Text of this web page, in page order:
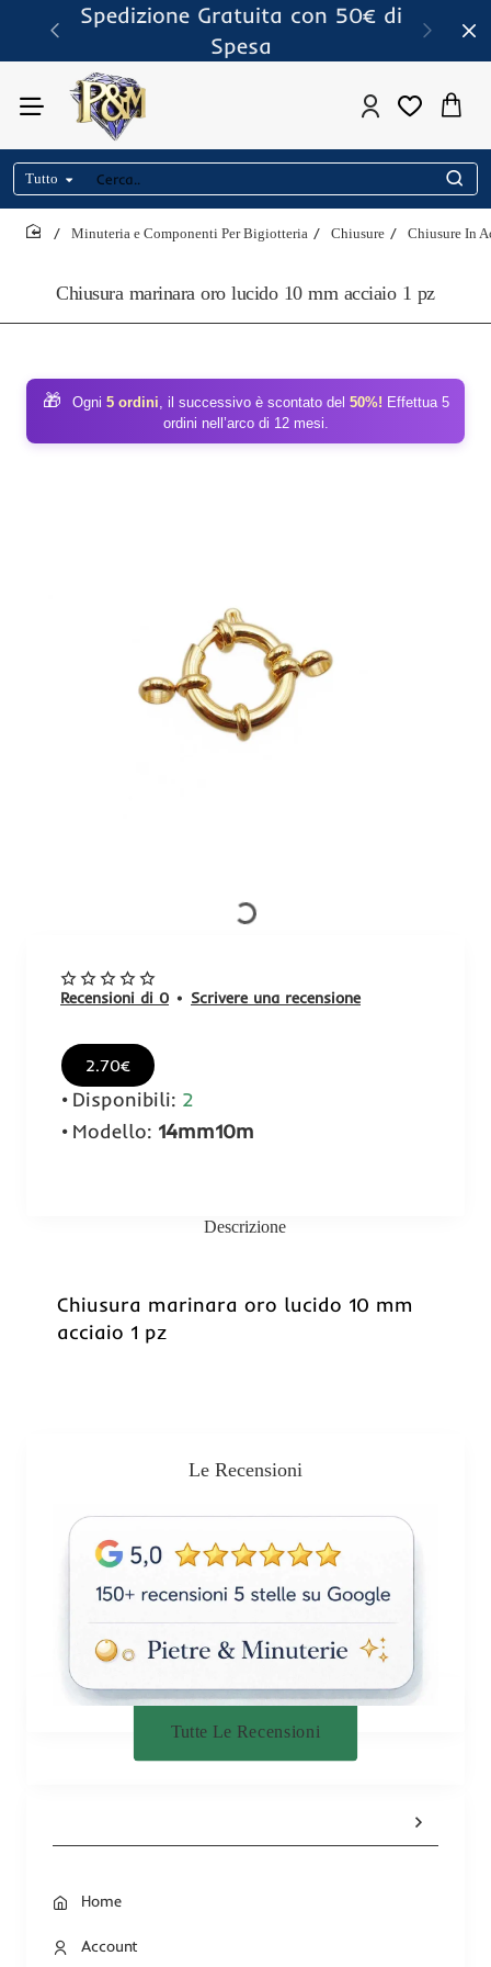
Spedizione Gratuita con 50€ di
Spesa
Tutto
Cerca..
Chiusura marinara oro lucido 10 mm acciaio 1 pz
Minuteria e Componenti Per Bigiotteria Chiusure Chiusure In
🎁 Ogni 5 ordini, il successivo è scontato del 50%! Effettua 5
ordini nell’arco di 12 mesi.
Recensioni di 0 • Scrivere una recensione
2.70€
Disponibili: 2
Modello: 14mm10m
Descrizione
Chiusura marinara oro lucido 10 mm
acciaio 1 pz
Le Recensioni
Tutte Le Recensioni
Home
Account